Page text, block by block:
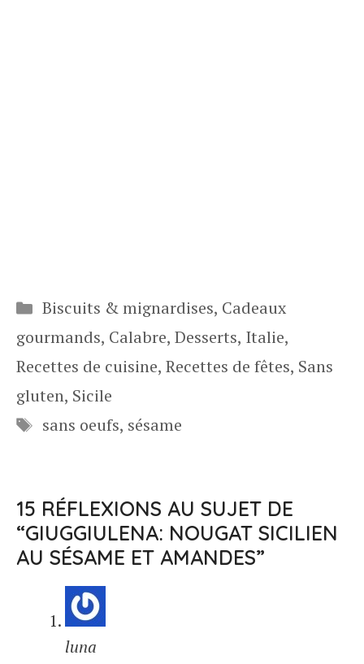
Catégories
Biscuits & mignardises, Cadeaux
gourmands, Calabre, Desserts, Italie,
Recettes de cuisine, Recettes de fêtes, Sans
gluten, Sicile
Étiquettes
sans oeufs, sésame
15 RÉFLEXIONS AU SUJET DE
“GIUGGIULENA: NOUGAT SICILIEN
AU SÉSAME ET AMANDES”
luna